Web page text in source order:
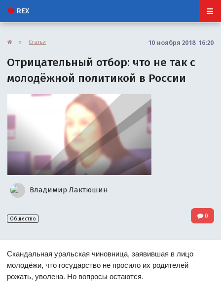
REX
» Статьи 10 ноября 2018 16:20
Отрицательный отбор: что не так с
молодёжной политикой в России
Владимир Лактюшин
Общество 0
Скандальная уральская чиновница, заявившая в лицо
молодёжи, что государство не просило их родителей
рожать, уволена. Но вопросы остаются.